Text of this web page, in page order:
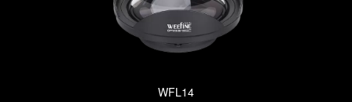
WFL14